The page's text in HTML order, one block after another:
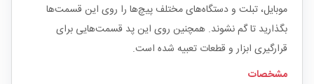
موبایل، تبلت و دستگاه‌های مختلف پیچ‌ها را روی این قسمت‌ها
بگذارید تا گم نشوند. همچنین روی این پد قسمت‌هایی برای
قرارگیری ابزار و قطعات تعبیه شده است.
مشخصات